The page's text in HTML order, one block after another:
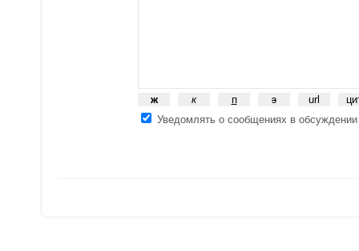
Уведомлять о сообщениях в обсуждении